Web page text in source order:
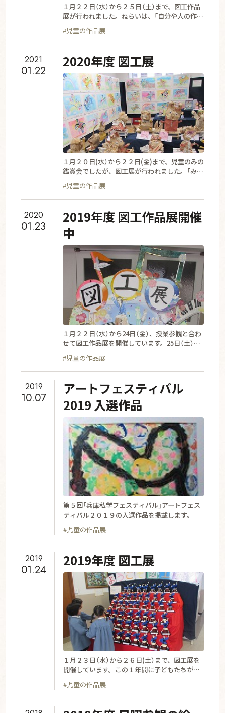
プライバシーポリシー SNS運用ポリシー
English
@kobe_kaisei_primary
#児童の作品展
１月２２日（水）から２５日（土）まで、図工作品
展が行われました。ねらいは、「自分や人の作品
を味わう」です。新しくなった北館と南館、渡り
廊下などに１４００点ほどの作品が展示されま
した。作品から伝わる工夫や思い、集中して制
作する姿を想像していただけたのではと思いま
す。ご来校ありがとうございました。
2021
01.22
2020年度 図工展
#児童の作品展
１月２０日(水）から２２日(金)まで、児童のみの
鑑賞会でしたが、図工展が行われました。「みん
る時に『はここまで努力できただろうか？』と思
わず考えてしまった。来年こそ全力作品がんば
るぞ！」という感想もあり、人の作品のよさや美
しさに気づくことができました。
2020
01.23
2019年度 図工作品展開催
中
#児童の作品展
１月２２日（水）から24日（金）、授業参観と合わ
せて図工作品展を開催しています。25日（土）に
はどうぞご来校いただき、ご鑑賞ください。
2019
10.07
アートフェスティバル
2019 入選作品
#児童の作品展
第５回「兵庫私学フェスティバル」アートフェス
ティバル２０１９の入選作品を掲載します。
2019
01.24
2019年度 図工展
#児童の作品展
１月２３日（水）から２６日(土）まで、図工展を
開催しています。この１年間に子どもたちが心
２、３点や共同作品など、約９００点におよぶ
展覧会です。 会場は小学校校舎内（３階・４階
廊下、理科室、多目的室）です。 一般公開は、